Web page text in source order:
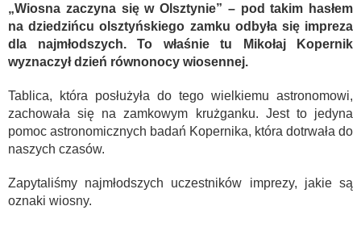
„Wiosna zaczyna się w Olsztynie” – pod takim hasłem
na dziedzińcu olsztyńskiego zamku odbyła się impreza
dla najmłodszych. To właśnie tu Mikołaj Kopernik
wyznaczył dzień równonocy wiosennej.
Tablica, która posłużyła do tego wielkiemu astronomowi,
zachowała się na zamkowym krużganku. Jest to jedyna
pomoc astronomicznych badań Kopernika, która dotrwała do
naszych czasów.
Zapytaliśmy najmłodszych uczestników imprezy, jakie są
oznaki wiosny.